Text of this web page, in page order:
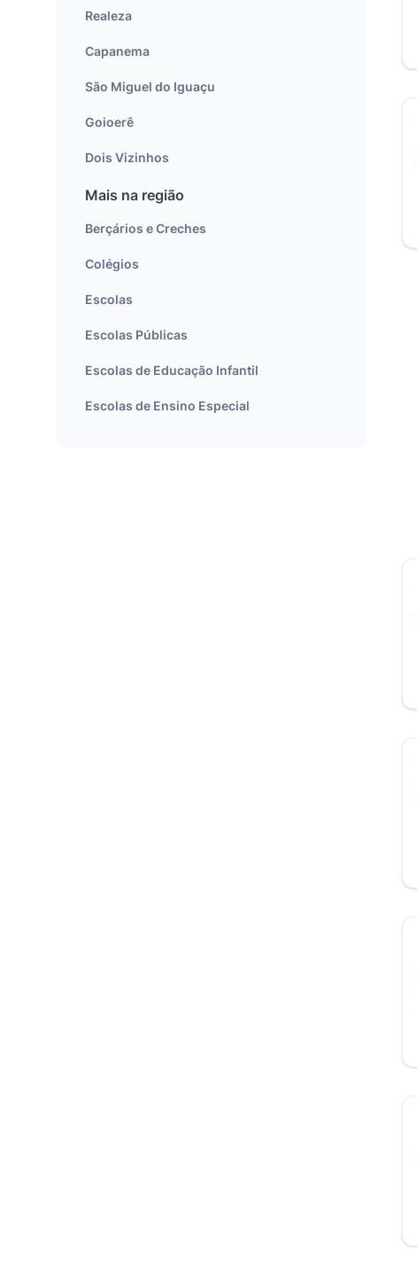
Realeza
Capanema
São Miguel do Iguaçu
Goioerê
Dois Vizinhos
Mais na região
Berçários e Creches
Colégios
Escolas
Escolas Públicas
Escolas de Educação Infantil
Escolas de Ensino Especial